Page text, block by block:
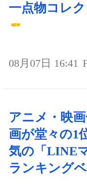
一点物コレ
08月07日 16:41
アニメ・映
画が堂々の1
気の「LINE
ランキング